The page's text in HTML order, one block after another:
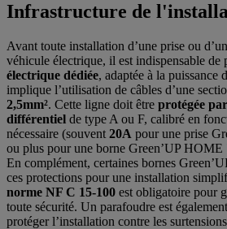
Infrastructure de
Avant toute installation d’une prise ou
véhicule électrique, il est indispensable de
électrique dédiée, adaptée à la puissance
implique l’utilisation de câbles d’une
2,5mm². Cette ligne doit être protégée
différentiel de type A ou F, calibré en
nécessaire (souvent 20A pour une prise
ou plus pour une borne Green’UP
En complément, certaines bornes
ces protections pour une installation
norme NF C 15-100 est obligatoire pour
toute sécurité. Un parafoudre est
protéger l’installation contre les